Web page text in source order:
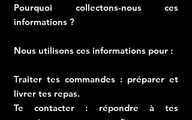
Pourquoi collectons-nous ces
informations ?
Nous utilisons ces informations pour :
Traiter tes commandes : préparer et
livrer tes repas.
Te contacter : répondre à tes